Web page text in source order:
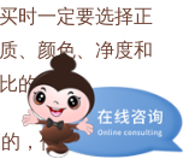
时一定要选择正
、颜色、净度和
的钻戒。
，但如果您想要